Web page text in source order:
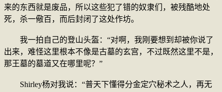
来的东西就是废品，所以这些犯了错的奴隶们，被残酷地处
死，杀一儆百，而后封闭了这处作坊。
我一拍自己的登山头盔：“对啊，我刚要想到却被你说了
出来，难怪这里根本不像是古墓的玄宫，不过既然这里不是，
那王墓的墓道又在哪里呢？”
Shirley杨对我说：“普天下懂得分金定穴秘术之人，再无